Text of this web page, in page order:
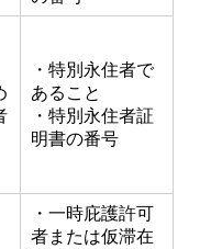
・特別永住者で
あること
・特別永住者証
明書の番号
・一時庇護許可
者または仮滞在